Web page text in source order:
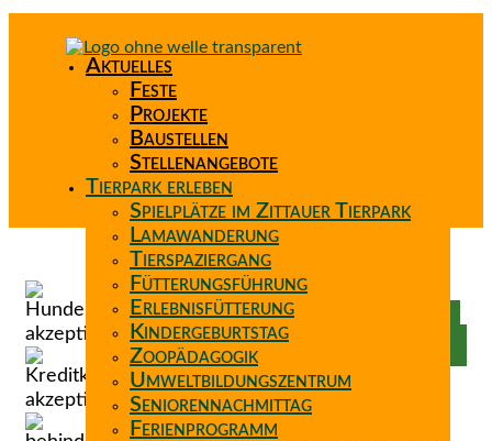
Aktuelles
Feste
Projekte
Baustellen
Stellenangebote
Tierpark erleben
Spielplätze im Zittauer Tierpark
Lamawanderung
Tierspaziergang
Fütterungsführung
Erlebnisfütterung
Kindergeburtstag
Zoopädagogik
Umweltbildungszentrum
Seniorennachmittag
Ferienprogramm